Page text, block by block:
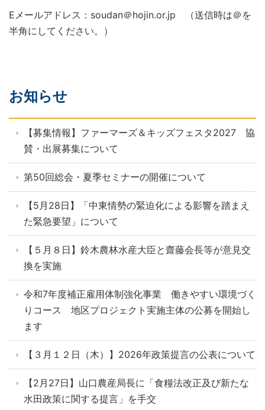
Eメールアドレス：soudan＠hojin.or.jp （送信時は＠を
半角にしてください。）
お知らせ
【募集情報】ファーマーズ＆キッズフェスタ2027 協
賛・出展募集について
第50回総会・夏季セミナーの開催について
【5月28日】「中東情勢の緊迫化による影響を踏まえ
た緊急要望」について
【５月８日】鈴木農林水産大臣と齋藤会長等が意見交
換を実施
令和7年度補正雇用体制強化事業 働きやすい環境づく
りコース 地区プロジェクト実施主体の公募を開始し
ます
【３月１２日（木）】2026年政策提言の公表について
【2月27日】山口農産局長に「食糧法改正及び新たな
水田政策に関する提言」を手交